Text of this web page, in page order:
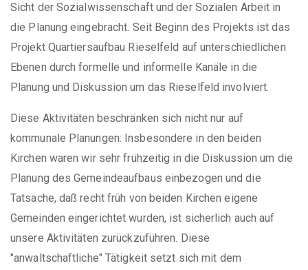
Sicht der Sozialwissenschaft und der Sozialen Arbeit in
die Planung eingebracht. Seit Beginn des Projekts ist das
Projekt Quartiersaufbau Rieselfeld auf unterschiedlichen
Ebenen durch formelle und informelle Kanäle in die
Planung und Diskussion um das Rieselfeld involviert.
Diese Aktivitäten beschränken sich nicht nur auf
kommunale Planungen: Insbesondere in den beiden
Kirchen waren wir sehr frühzeitig in die Diskussion um die
Planung des Gemeindeaufbaus einbezogen und die
Tatsache, daß recht früh von beiden Kirchen eigene
Gemeinden eingerichtet wurden, ist sicherlich auch auf
unsere Aktivitäten zurückzuführen. Diese
"anwaltschaftliche" Tätigkeit setzt sich mit dem